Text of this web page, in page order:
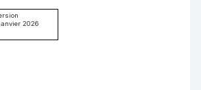
2026